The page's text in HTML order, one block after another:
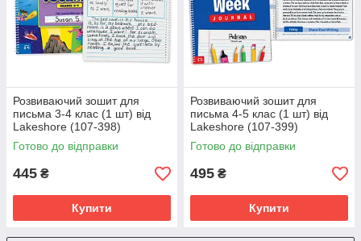
Розвиваючий зошит для
письма 3-4 клас (1 шт) від
Lakeshore (107-398)
Готово до відправки
445 ₴
Купити
Розвиваючий зошит для
письма 4-5 клас (1 шт) від
Lakeshore (107-399)
Готово до відправки
495 ₴
Купити